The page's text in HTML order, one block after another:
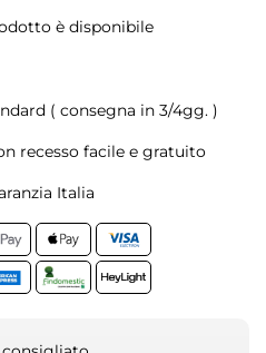
è disponibile
( consegna in 3/4gg. )
recesso facile e gratuito
Italia